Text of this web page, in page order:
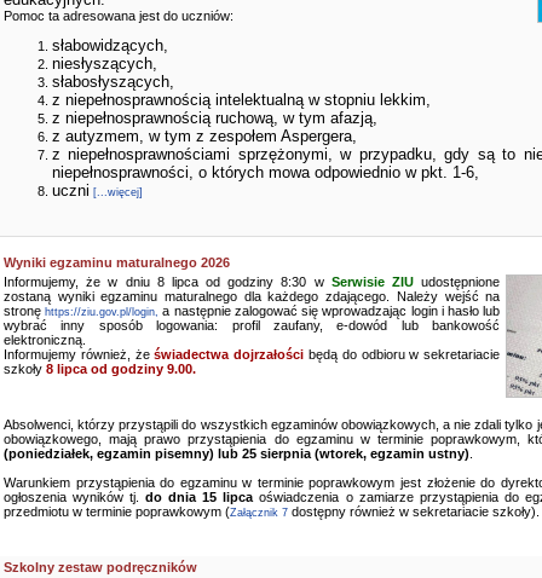
Pomoc ta adresowana jest do uczniów:
słabowidzących,
niesłyszących,
słabosłyszących,
z niepełnosprawnością intelektualną w stopniu lekkim,
z niepełnosprawnością ruchową, w tym afazją,
z autyzmem, w tym z zespołem Aspergera,
z niepełnosprawnościami sprzężonymi, w przypadku, gdy są to
niepełnosprawności, o których mowa odpowiednio w pkt. 1-6,
uczni [...więcej]
Wyniki egzaminu maturalnego 2026
Informujemy, że w dniu 8 lipca od godziny 8:30 w Serwisie ZIU udostępnione
zostaną wyniki egzaminu maturalnego dla każdego zdającego. Należy wejść na
stronęhttps://ziu.gov.pl/login, a następnie zalogować się wprowadzając login i hasło lub
wybrać inny sposób logowania: profil zaufany, e-dowód lub bankowość
elektroniczną.
Informujemy również, żeświadectwa dojrzałości będą do odbioru w sekretariacie
szkoły 8 lipca od godziny 9.00.
Absolwenci, którzy przystąpili do wszystkich egzaminów obowiązkowych, a nie zdali tylko
obowiązkowego, mają prawo przystąpienia do egzaminu w terminie poprawkowym,
(poniedziałek, egzamin pisemny) lub 25 sierpnia (wtorek, egzamin ustny)
Warunkiem przystąpienia do egzaminu w terminie poprawkowym jest złożenie do
ogłoszenia wyników tj.do dnia 15 lipca oświadczenia o zamiarze przystąpienia do
przedmiotu w terminie poprawkowym (Załącznik 7 dostępny również w sekretariacie szkoły).
Szkolny zestaw podręczników